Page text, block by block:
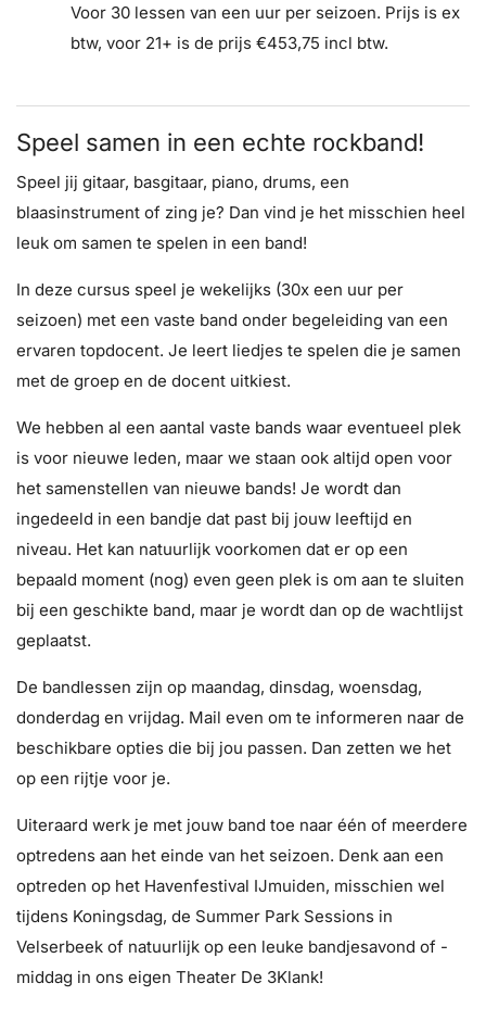
Voor 30 lessen van een uur per seizoen. Prijs is ex
btw, voor 21+ is de prijs €453,75 incl btw.
Speel samen in een echte rockband!
Speel jij gitaar, basgitaar, piano, drums, een
blaasinstrument of zing je? Dan vind je het misschien heel
leuk om samen te spelen in een band!
In deze cursus speel je wekelijks (30x een uur per
seizoen) met een vaste band onder begeleiding van een
ervaren topdocent. Je leert liedjes te spelen die je samen
met de groep en de docent uitkiest.
We hebben al een aantal vaste bands waar eventueel plek
is voor nieuwe leden, maar we staan ook altijd open voor
het samenstellen van nieuwe bands! Je wordt dan
ingedeeld in een bandje dat past bij jouw leeftijd en
niveau. Het kan natuurlijk voorkomen dat er op een
bepaald moment (nog) even geen plek is om aan te sluiten
bij een geschikte band, maar je wordt dan op de wachtlijst
geplaatst.
De bandlessen zijn op maandag, dinsdag, woensdag,
donderdag en vrijdag. Mail even om te informeren naar de
beschikbare opties die bij jou passen. Dan zetten we het
op een rijtje voor je.
Uiteraard werk je met jouw band toe naar één of meerdere
optredens aan het einde van het seizoen. Denk aan een
optreden op het Havenfestival IJmuiden, misschien wel
tijdens Koningsdag, de Summer Park Sessions in
Velserbeek of natuurlijk op een leuke bandjesavond of -
middag in ons eigen Theater De 3Klank!